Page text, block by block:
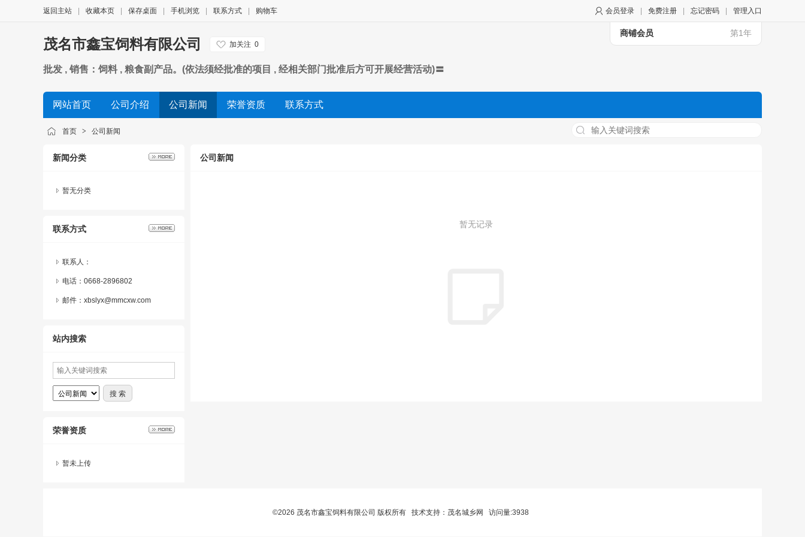
会员登录 免费注册 忘记密码 管理入口
返回主站 收藏本页 保存桌面 手机浏览 联系方式 购物车
商铺会员 第1年
茂名市鑫宝饲料有限公司 加关注 0
批发 , 销售：饲料 , 粮食副产品。(依法须经批准的项目 , 经相关部门批准后方可开展经营活动)〓
网站首页 公司介绍 公司新闻 荣誉资质 联系方式
首页 > 公司新闻
新闻分类
暂无分类
联系方式
联系人：
电话：0668-2896802
邮件：xbslyx@mmcxw.com
站内搜索
荣誉资质
暂未上传
公司新闻
暂无记录
©2026 茂名市鑫宝饲料有限公司 版权所有 技术支持： 茂名城乡网 访问量:3938